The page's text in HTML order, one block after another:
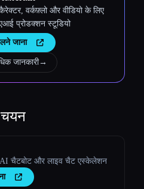
वर्कफ़्लो और वीडियो के लिए
प्रोडक्शन स्टूडियो
जाना
जानकारी→
चयन
चैटबोट और लाइव चैट एस्केलेशन